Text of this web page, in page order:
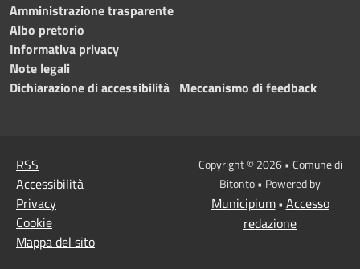
Amministrazione trasparente
Albo pretorio
Informativa privacy
Note legali
Dichiarazione di accessibilità Meccanismo di feedback
RSS
Accessibilità
Privacy
Cookie
Mappa del sito
Copyright © 2026 • Comune di
Bitonto • Powered by
Municipium• Accesso
redazione